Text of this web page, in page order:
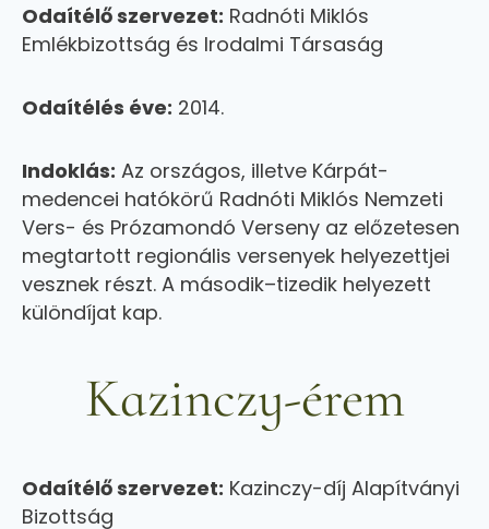
Odaítélő szervezet: Radnóti Miklós
Emlékbizottság és Irodalmi Társaság
Odaítélés éve: 2014.
Indoklás: Az országos, illetve Kárpát-
medencei hatókörű Radnóti Miklós Nemzeti
Vers- és Prózamondó Verseny az előzetesen
megtartott regionális versenyek helyezettjei
vesznek részt. A második–tizedik helyezett
különdíjat kap.
Kazinczy-érem
Odaítélő szervezet: Kazinczy-díj Alapítványi
Bizottság